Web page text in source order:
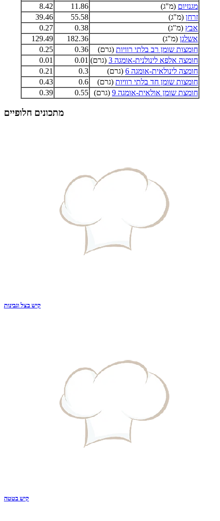
מגנזיום (מ"ג) 11.86
8.42
זרחן (מ"ג) 55.58
39.46
אבץ (מ"ג) 0.38
0.27
אשלגן (מ"ג) 182.36
129.49
חומצות שומן רב בלתי רוויות (גרם) 0.36
0.25
חומצה אלפא לינולנית-אומגה 3
(גרם) 0.01
0.01
חומצה לינולאית-אומגה 6
(גרם) 0.3
0.21
חומצות שומן חד בלתי רוויות (גרם) 0.6
0.43
חומצת שומן אולאית-אומגה 9
(גרם) 0.55
0.39
מתכונים חלופיים
קיש בצל וגבינות
קיש בטטה